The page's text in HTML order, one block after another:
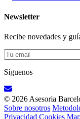
Newsletter
Recibe novedades y
Síguenos
© 2026 Asesoria
Sobre nosotros
Privacidad Cookies